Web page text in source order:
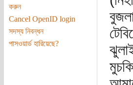
করুন
Cancel OpenID login
সদস্য নিবন্ধন
পাসওয়ার্ড হারিয়েছে?